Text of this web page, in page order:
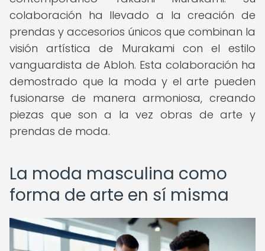
colaboración ha llevado a la creación de
prendas y accesorios únicos que combinan la
visión artística de Murakami con el estilo
vanguardista de Abloh. Esta colaboración ha
demostrado que la moda y el arte pueden
fusionarse de manera armoniosa, creando
piezas que son a la vez obras de arte y
prendas de moda.
La moda masculina como
forma de arte en sí misma